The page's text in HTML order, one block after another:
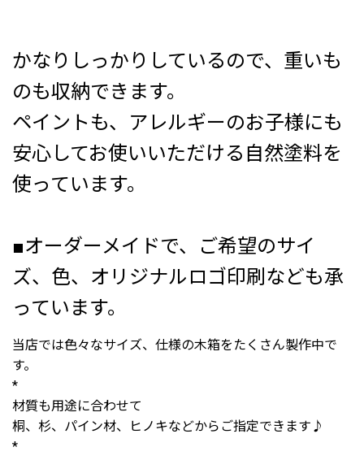
かなりしっかりしているので、重いも
のも収納できます。
ペイントも、アレルギーのお子様にも
安心してお使いいただける自然塗料を
使っています。
■オーダーメイドで、ご希望のサイ
ズ、色、オリジナルロゴ印刷なども承
っています。
当店では色々なサイズ、仕様の木箱をたくさん製作中で
す。
*
材質も用途に合わせて
桐、杉、パイン材、ヒノキなどからご指定できます♪
*